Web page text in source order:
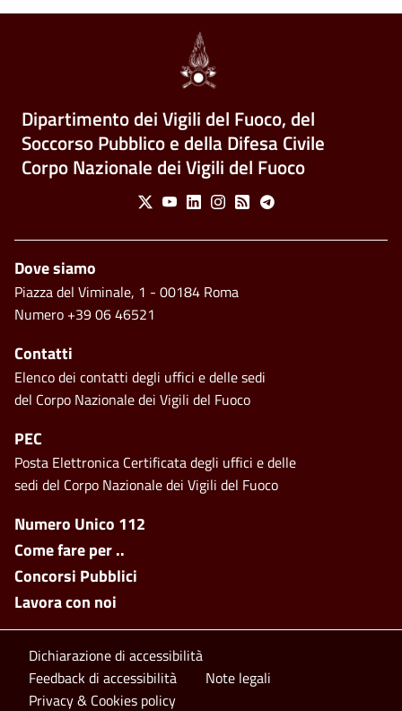
Dipartimento dei Vigili del Fuoco, del
Soccorso Pubblico e della Difesa Civile
Corpo Nazionale dei Vigili del Fuoco
Social Menu
X YoutubeLinkedinInstagram
Feed Telegram
Footer side menu
Numero Unico 112
Come fare per ..
Concorsi Pubblici
Lavora con noi
Footer
Dove siamo
Piazza del Viminale, 1 - 00184 Roma
Numero +39 06 46521
Contatti
Elenco dei contatti degli uffici e delle sedi
del Corpo Nazionale dei Vigili del Fuoco
PEC
Posta Elettronica Certificata degli uffici e delle
sedi del Corpo Nazionale dei Vigili del Fuoco
Footer bottom
Dichiarazione di accessibilità
Feedback di accessibilità
Note legali
Privacy & Cookies policy